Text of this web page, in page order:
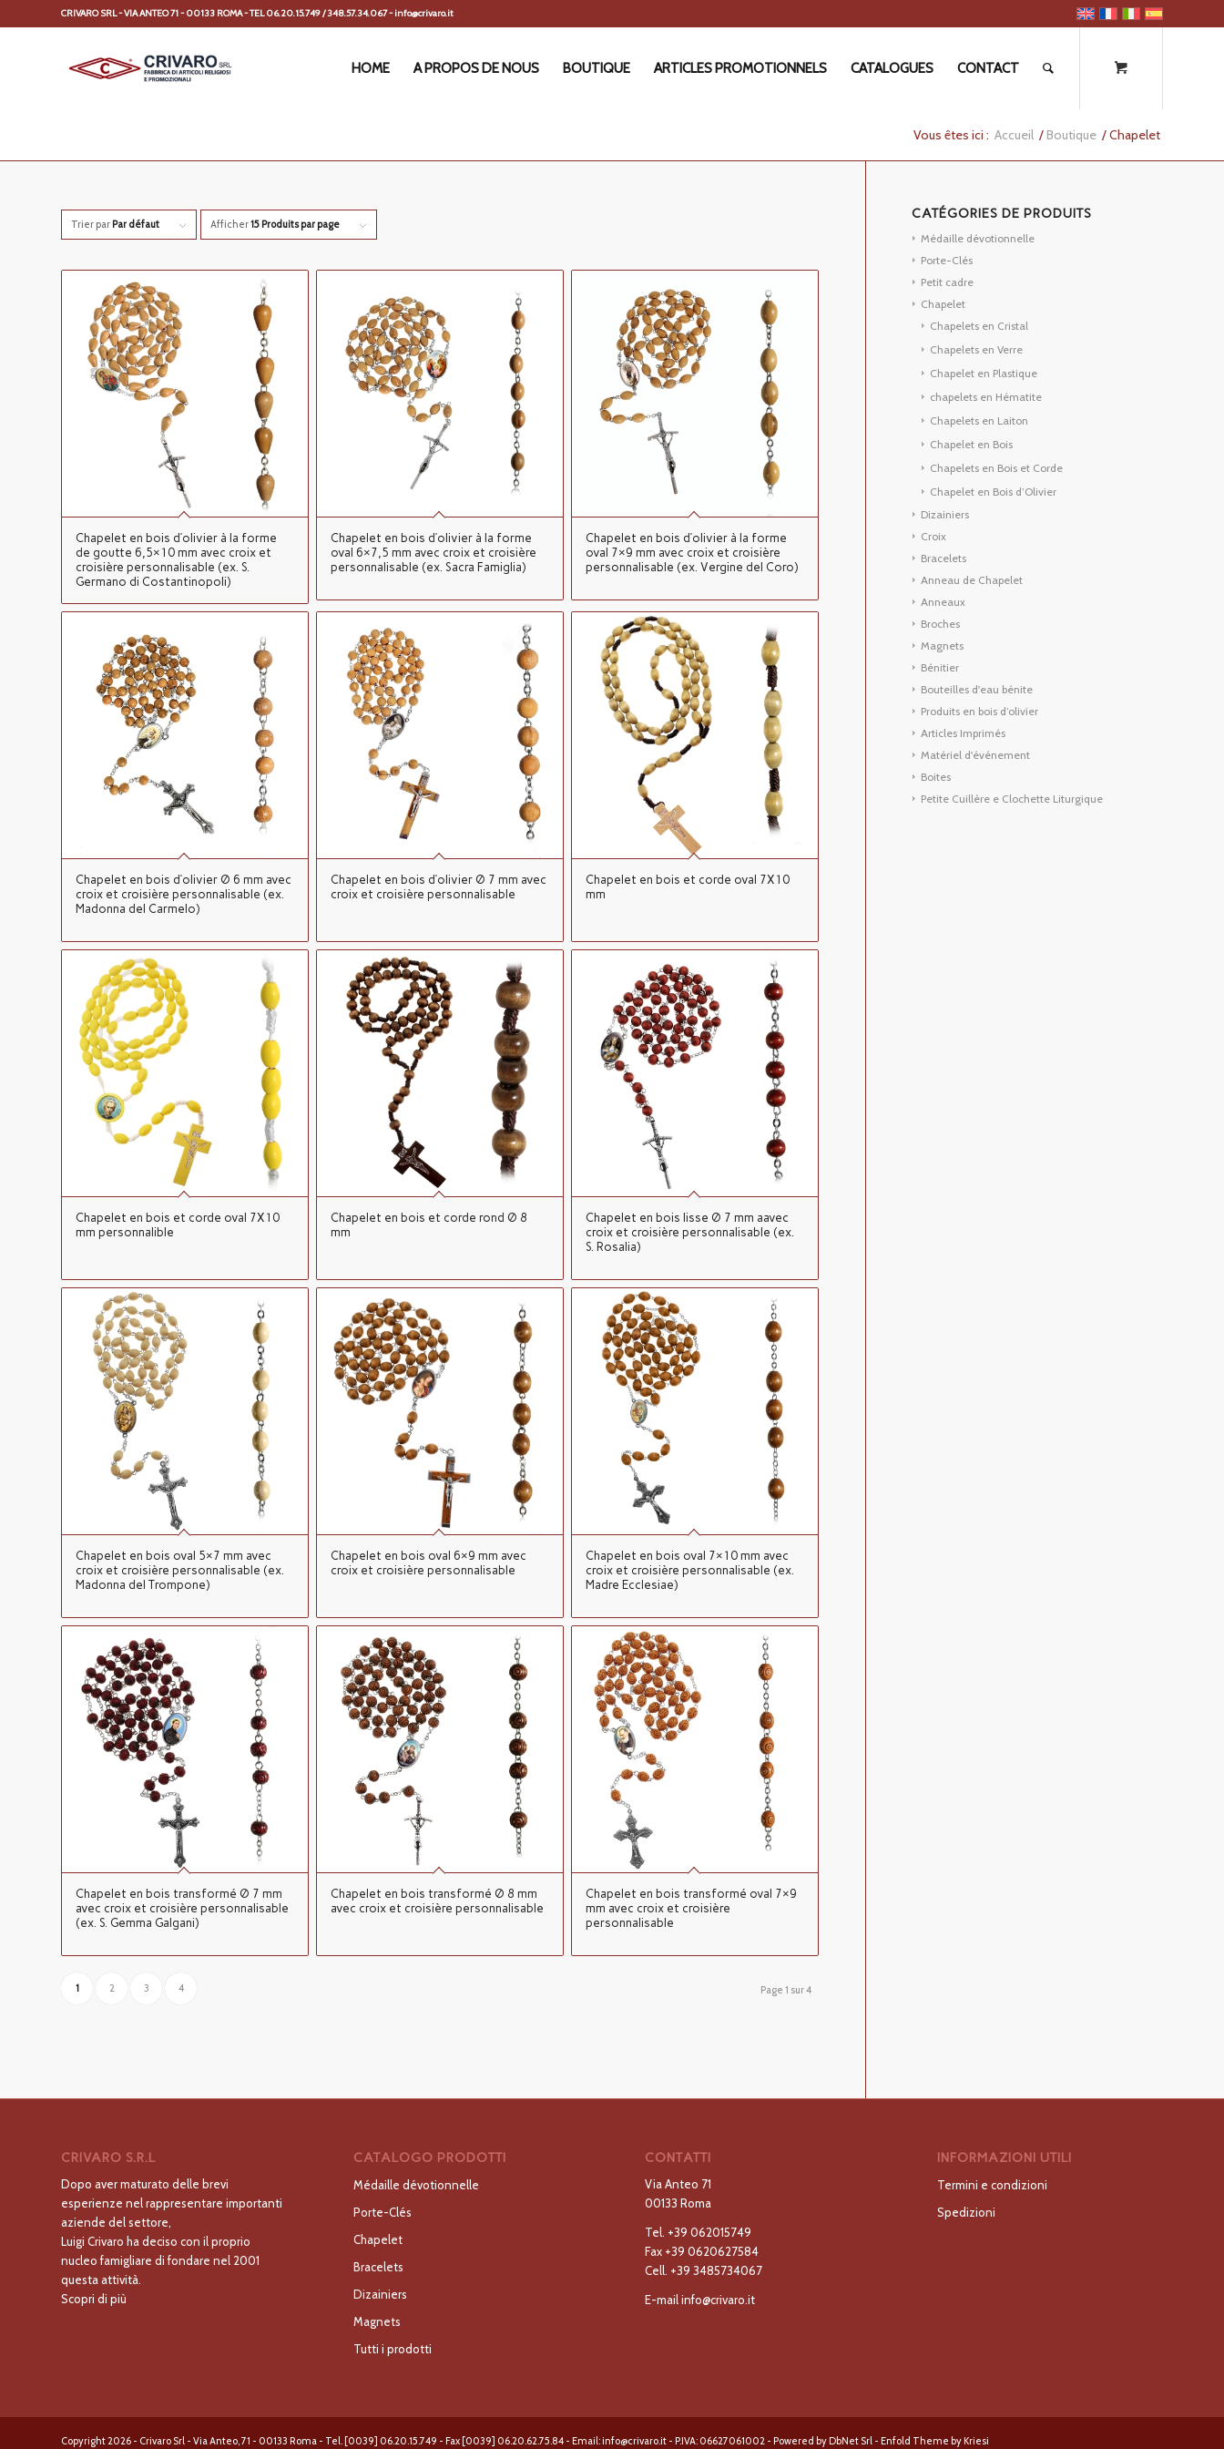
CRIVARO SRL - VIA ANTEO 71 - 00133 ROMA - TEL 06.20.15.749 / 348.57.34.067 - info@crivaro.it
HOME A PROPOS DE NOUS BOUTIQUE ARTICLES PROMOTIONNELS CATALOGUES CONTACT
Vous êtes ici : Accueil / Boutique /Chapelet
Trier par Par défaut Afficher15 Produits par page
Chapelet en bois d’olivier à la forme
de goutte 6,5×10 mm avec croix et
croisière personnalisable (ex. S.
Germano di Costantinopoli)
Chapelet en bois d’olivier à la forme
oval 6×7,5 mm avec croix et croisière
personnalisable (ex. Sacra Famiglia)
Chapelet en bois d’olivier à la forme
oval 7×9 mm avec croix et croisière
personnalisable (ex. Vergine del Coro)
Chapelet en bois d’olivier Ø 6 mm avec
croix et croisière personnalisable (ex.
Madonna del Carmelo)
Chapelet en bois d’olivier Ø 7 mm avec
croix et croisière personnalisable
Chapelet en bois et corde oval 7X10
mm
Chapelet en bois et corde oval 7X10
mm personnalible
Chapelet en bois et corde rond Ø 8
mm
Chapelet en bois lisse Ø 7 mm aavec
croix et croisière personnalisable (ex.
S. Rosalia)
Chapelet en bois oval 5×7 mm avec
croix et croisière personnalisable (ex.
Madonna del Trompone)
Chapelet en bois oval 6×9 mm avec
croix et croisière personnalisable
Chapelet en bois oval 7×10 mm avec
croix et croisière personnalisable (ex.
Madre Ecclesiae)
Chapelet en bois transformé Ø 7 mm
avec croix et croisière personnalisable
(ex. S. Gemma Galgani)
Chapelet en bois transformé Ø 8 mm
avec croix et croisière personnalisable
Chapelet en bois transformé oval 7×9
mm avec croix et croisière
personnalisable
Page 1 sur 4
1 2 3 4
CATÉGORIES DE PRODUITS
Médaille dévotionnelle
Porte-Clés
Petit cadre
Chapelet
Chapelets en Cristal
Chapelets en Verre
Chapelet en Plastique
chapelets en Hématite
Chapelets en Laiton
Chapelet en Bois
Chapelets en Bois et Corde
Chapelet en Bois d’Olivier
Dizainiers
Croix
Bracelets
Anneau de Chapelet
Anneaux
Broches
Magnets
Bénitier
Bouteilles d'eau bénite
Produits en bois d’olivier
Articles Imprimés
Matériel d'événement
Boites
Petite Cuillère e Clochette Liturgique
CRIVARO S.R.L
Dopo aver maturato delle brevi
esperienze nel rappresentare importanti
aziende del settore,
Luigi Crivaro ha deciso con il proprio
nucleo famigliare di fondare nel 2001
questa attività.
Scopri di più
CATALOGO PRODOTTI
Médaille dévotionnelle
Porte-Clés
Chapelet
Bracelets
Dizainiers
Magnets
Tutti i prodotti
CONTATTI
Via Anteo 71
00133 Roma
Tel. +39 062015749
Fax +39 0620627584
Cell. +39 3485734067
E-mailinfo@crivaro.it
INFORMAZIONI UTILI
Termini e condizioni
Spedizioni
Copyright 2026 - Crivaro Srl - Via Anteo, 71 - 00133 Roma - Tel. [0039] 06.20.15.749 - Fax [0039] 06.20.62.75.84 - Email: info@crivaro.it - P.IVA: 06627061002 - Powered by DbNet Srl - Enfold Theme by Kriesi